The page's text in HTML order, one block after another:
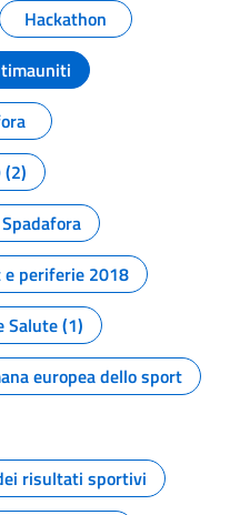
Hackathon
(2)
e periferie 2018
Salute (1)
europea dello sport
risultati sportivi